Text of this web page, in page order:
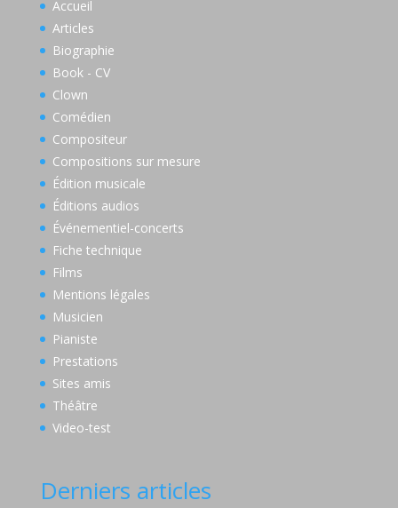
Accueil
Articles
Biographie
Book - CV
Clown
Comédien
Compositeur
Compositions sur mesure
Édition musicale
Éditions audios
Événementiel-concerts
Fiche technique
Films
Mentions légales
Musicien
Pianiste
Prestations
Sites amis
Théâtre
Video-test
Derniers articles